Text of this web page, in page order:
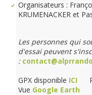
Organisateurs :
KRUMENACKER et
Les personnes qui
d'essai peuvent
:
GPX disponible ICI
Vue Google Earth